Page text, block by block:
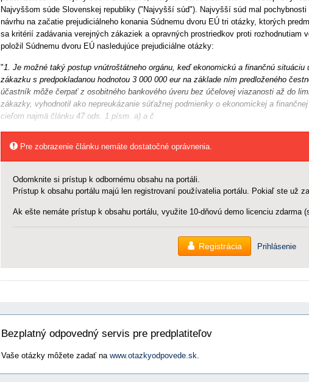
Najvyššom súde Slovenskej republiky ("Najvyšší súd"). Najvyšší súd mal
návrhu na začatie prejudiciálneho konania Súdnemu dvoru EÚ tri otázky, ktorých
sa kritérií zadávania verejných zákaziek a opravných prostriedkov proti rozhodnutiam
položil Súdnemu dvoru EÚ nasledujúce prejudiciálne otázky:
"1. Je možné taký postup vnútroštátneho orgánu, keď ekonomickú a finančnú
zákazku s predpokladanou hodnotou 3 000 000 eur na základe ním predloženého
účastník môže čerpať z osobitného bankového úveru bez účelovej viazanosti až do
zákazky, vyhodnotil ako nepreukázanie súťažnej podmienky o ekonomickej a
cieľom najmä článku 47 ods. 1 písm. a) a č
Pre zobrazenie článku nemáte dostatočné oprávnenia.
Odomknite si prístup k odbornému obsahu na portáli.
Prístup k obsahu portálu majú len registrovaní používatelia portálu. Pokiaľ ste už
Ak ešte nemáte prístup k obsahu portálu, využite 10-dňovú demo licenciu zdarma
Registrácia Prihlásenie
Bezplatný odpovedný servis pre predplatiteľov
Vaše otázky môžete zadať na www.otazkyodpovede.sk.